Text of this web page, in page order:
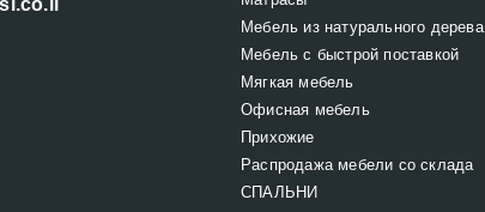
Мебель из натурального дерева
Мебель с быстрой поставкой
Мягкая мебель
Офисная мебель
Прихожие
Распродажа мебели со склада
СПАЛЬНИ